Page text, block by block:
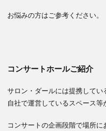
お悩みの方はご参考ください。
コンサートホールご紹介
サロン・ダールには提携してい
自社で運営しているスペース等
コンサートの企画段階で場所